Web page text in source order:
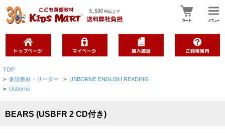
TOP
> 多読教材・リーダー > USBORNE ENGLISH READING
> Usborne
BEARS (USBFR 2 CD付き)